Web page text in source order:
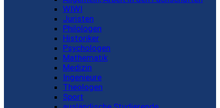
WIWI
Juristen
Philologen
Historiker
Psychologen
Mathematik
Medizin
Ingenieure
Theologen
Sport